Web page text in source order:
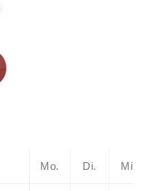
Mo. Di. Mi.